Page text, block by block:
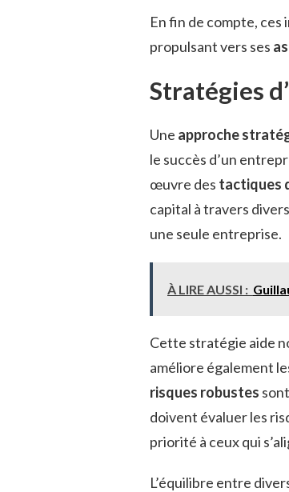
En fin de compte,
propulsant vers ses
Stratégies
Une approche
le succès d’un
œuvre des tactiques
capital à travers
une seule entreprise.
À LIRE AUSSI :
Cette stratégie aide
améliore également
risques robustes
doivent évaluer les
priorité à ceux qui
L’équilibre entre